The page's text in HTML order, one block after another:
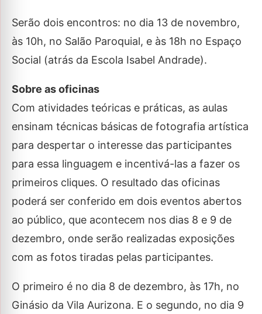
Serão dois encontros: no dia 13 de novembro,
às 10h, no Salão Paroquial, e às 18h no Espaço
Social (atrás da Escola Isabel Andrade).
Sobre as oficinas
Com atividades teóricas e práticas, as aulas
ensinam técnicas básicas de fotografia artística
para despertar o interesse das participantes
para essa linguagem e incentivá-las a fazer os
primeiros cliques. O resultado das oficinas
poderá ser conferido em dois eventos abertos
ao público, que acontecem nos dias 8 e 9 de
dezembro, onde serão realizadas exposições
com as fotos tiradas pelas participantes.
O primeiro é no dia 8 de dezembro, às 17h, no
Ginásio da Vila Aurizona. E o segundo, no dia 9